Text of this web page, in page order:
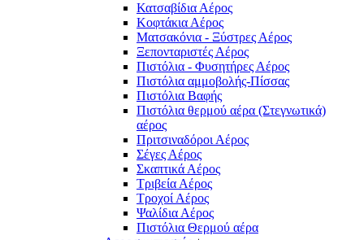
Κατσαβίδια Αέρος
Κοφτάκια Αέρος
Ματσακόνια - Ξύστρες Αέρος
Ξεπονταριστές Αέρος
Πιστόλια - Φυσητήρες Αέρος
Πιστόλια αμμοβολής-Πίσσας
Πιστόλια Βαφής
Πιστόλια θερμού αέρα (Στεγνωτικά)
αέρος
Πριτσιναδόροι Αέρος
Σέγες Αέρος
Σκαπτικά Αέρος
Τριβεία Αέρος
Τροχοί Αέρος
Ψαλίδια Αέρος
Πιστόλια Θερμού αέρα